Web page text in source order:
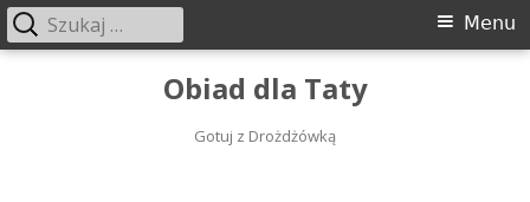
Obiad dla Taty
Gotuj z Drożdżówką
Menu
Menu
Szukaj: